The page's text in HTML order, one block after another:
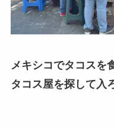
メキシコでタコスを
タコス屋を探して入